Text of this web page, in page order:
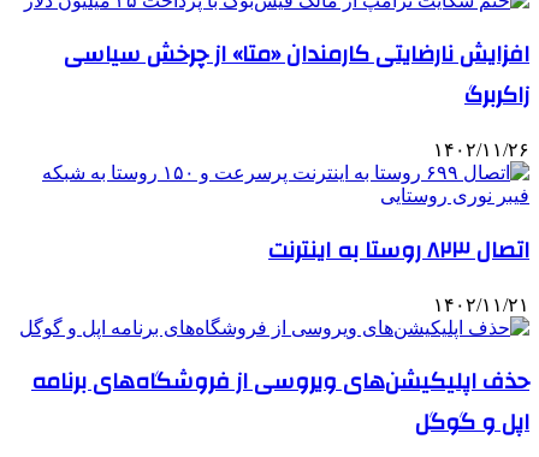
افزایش نارضایتی کارمندان «متا» از چرخش سیاسی
زاکربرگ
۱۴۰۲/۱۱/۲۶
اتصال ۸۲۳ روستا به اینترنت
۱۴۰۲/۱۱/۲۱
حذف اپلیکیشن‌های ویروسی از فروشگاه‌های برنامه
اپل و گوگل